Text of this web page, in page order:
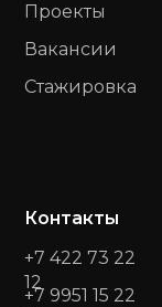
+7 422 73 22
12
+7 9951 15 22
Контакты
Стажировка
Вакансии
Проекты